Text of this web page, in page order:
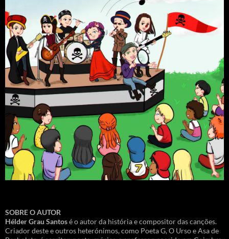
SOBRE O AUTOR
Hélder Grau Santosé o autor da história e compositor das canções.
Criador deste e outros heterónimos, como Poeta G, O Urso e Asa de